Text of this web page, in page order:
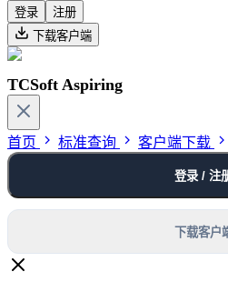
登录
注册
下载客户端
TCSoft Aspiring
首页 标准查询 客户端下载
登录 / 注
下载客户